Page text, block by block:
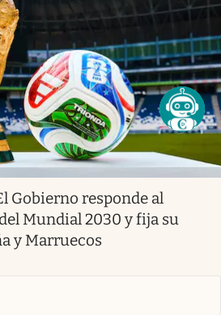
Gobierno responde al
Mundial 2030 y fija su
y Marruecos